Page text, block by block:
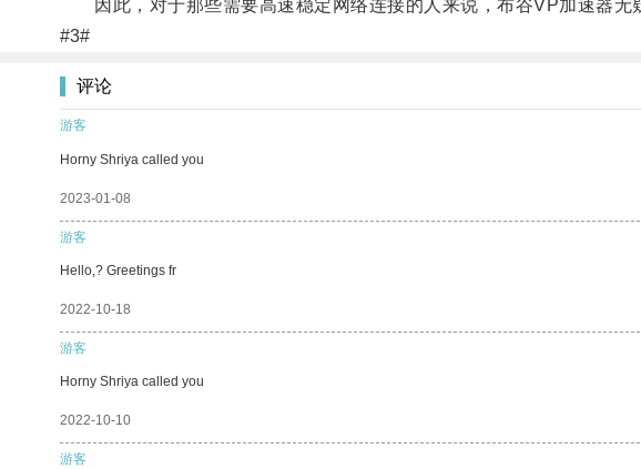
因此，对于那些需要高速稳定网络连接的人来说，布谷VP加速器无
#3#
评论
游客
Horny Shriya called you
2023-01-08
游客
Hello,? Greetings fr
2022-10-18
游客
Horny Shriya called you
2022-10-10
游客